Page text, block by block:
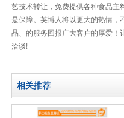
艺技术转让，免费提供各种食品主
是保障。英博人将以更大的热情
品、的服务回报广大客户的厚爱
洽谈!
相关推荐